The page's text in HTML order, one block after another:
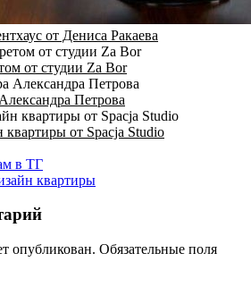
от Дениса Ракаева
от студии Za Bor
Петрова
от Spacja Studio
в ТГ
квартиры
опубликован. Обязательные поля